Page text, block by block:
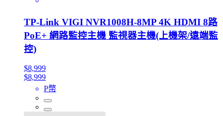
TP-Link VIGI NVR1008H-8MP 4K HDMI 8路
PoE+ 網路監控主機 監視器主機(上機架/遠端監
控)
$8,999
$8,999
P幣